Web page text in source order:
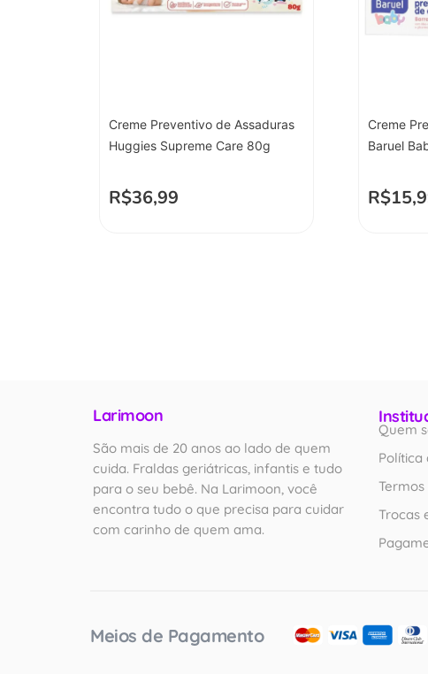
Creme Preventivo de Assaduras
Huggies Supreme Care 80g
R$36,99
Creme
Baruel
R$
Larimoon
São mais de 20 anos ao lado de quem
cuida. Fraldas geriátricas, infantis e tudo
para o seu bebê. Na Larimoon, você
encontra tudo o que precisa para cuidar
com carinho de quem ama.
Quem
Política
Trocas
Meios de Pagamento